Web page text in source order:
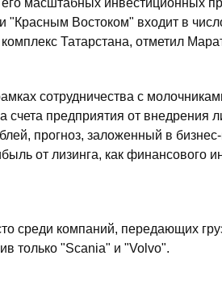
"Красным Востоком" входит в
Татарстана, отметил
сотрудничества с
предприятия от внедрения
прогноз, заложенный в
от лизинга, как финансового
среди компаний, передающих
только "Scania" и "Volvo".